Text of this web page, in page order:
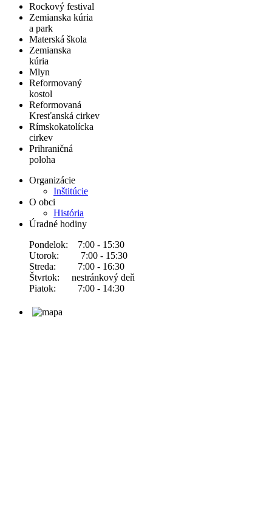
Rockový festival
Zemianska kúria
a park
Materská škola
Zemianska
kúria
Mlyn
Reformovaný
kostol
Reformovaná
Kresťanská cirkev
Rímskokatolícka
cirkev
Prihraničná
poloha
Organizácie
Inštitúcie
O obci
História
Úradné hodiny
Pondelok: 7:00 - 15:30
Utorok: 7:00 - 15:30
Streda: 7:00 - 16:30
Štvrtok: nestránkový deň
Piatok: 7:00 - 14:30